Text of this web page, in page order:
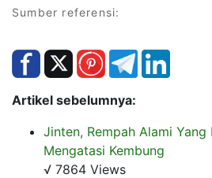
Sumber referensi:
Artikel sebelumnya:
Jinten, Rempah Alami
Mengatasi Kembung
√ 7864 Views